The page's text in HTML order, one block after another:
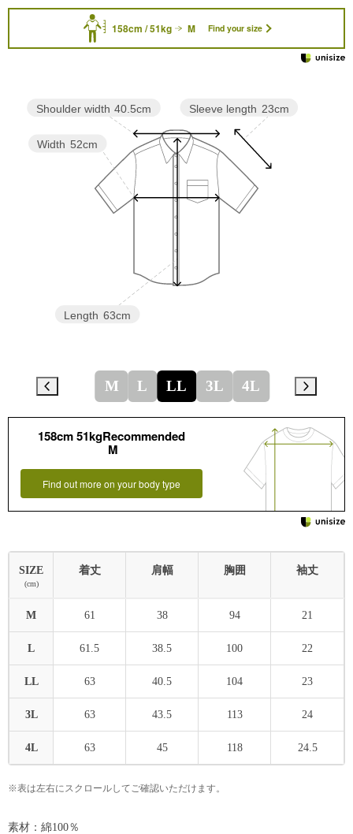
158cm / 51kg M Find your size
Sleeve length 23cm
Length 63cm
Width 52cm
Shoulder width 40.5cm
M L LL 3L 4L
158cm 51kgRecommended
M
Find out more on your body type
SIZE
(cm)
着丈 肩幅 胸囲 袖丈
M 61 38 94 21
L 61.5 38.5 100 22
LL 63 40.5 104 23
3L 63 43.5 113 24
4L 63 45 118 24.5
※表は左右にスクロールしてご確認いただけます。
素材：綿100％